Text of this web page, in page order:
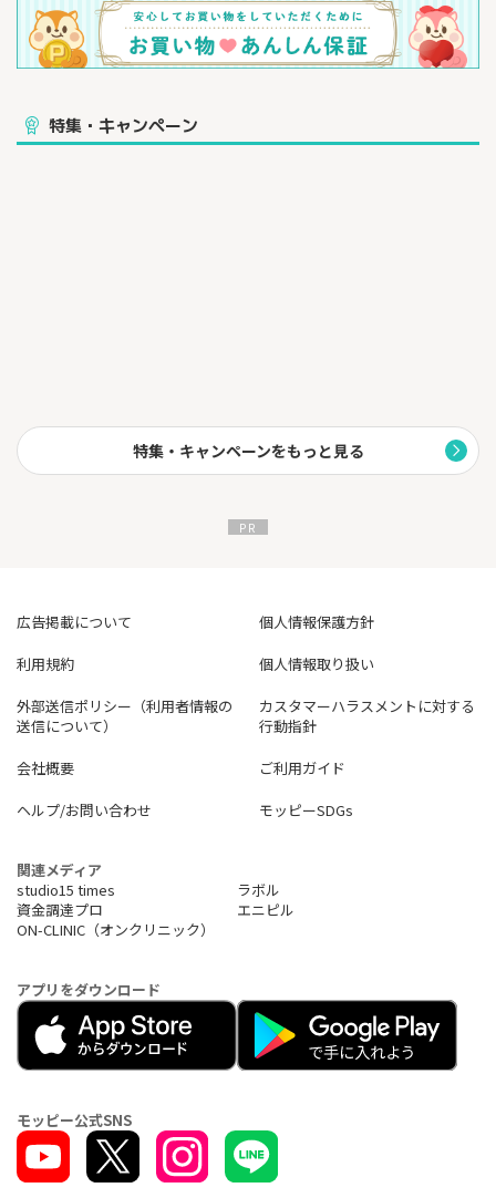
特集・キャンペーン
特集・キャンペーンをもっと見る
広告掲載について
個人情報保護方針
利用規約
個人情報取り扱い
外部送信ポリシー（利用者情報の
送信について）
カスタマーハラスメントに対する
行動指針
会社概要
ご利用ガイド
ヘルプ/お問い合わせ
モッピーSDGs
関連メディア
studio15 times
ラボル
資金調達プロ
エニピル
ON-CLINIC（オンクリニック）
アプリをダウンロード
モッピー公式SNS